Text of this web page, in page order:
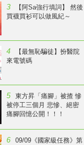
3
【阿Sa強行填詞】 然後
買襪買衫可以做風紀～
4
【最無恥騙徒】扮醫院
來電號碼
5
東方昇「痛腳」被揸 慘
被停工三個月 悲慘、絕密
痛腳回憶公開！！！
6
09/09《國家級任務》第